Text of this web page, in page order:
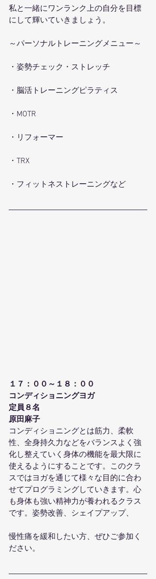
私と一緒にワンランク上の自分を目標
にして輝いていきましょう。
～パーソナルトレーニングメニュー～
・姿勢チェック・ストレッチ
・脳活トレーニングピラティス
・MOTR
・リフォーマー
・TRX
・フィットネストレーニングなど
１７：００～１８：００
コンディショニングヨガ
定員８名
原田麻子
コンディショニングとは筋力、柔軟
性、全身持久力などをバランスよく強
化し整えていく身体の機能を最大限に
使えるようにすることです。このクラ
スではヨガを通じて様々な目的に合わ
せてプログラミングしていきます。心
も身体も強い精神力が養われるクラス
です。姿勢改善、シェイプアップ、
慢性痛を緩和したい方、ぜひご参加く
ださい。